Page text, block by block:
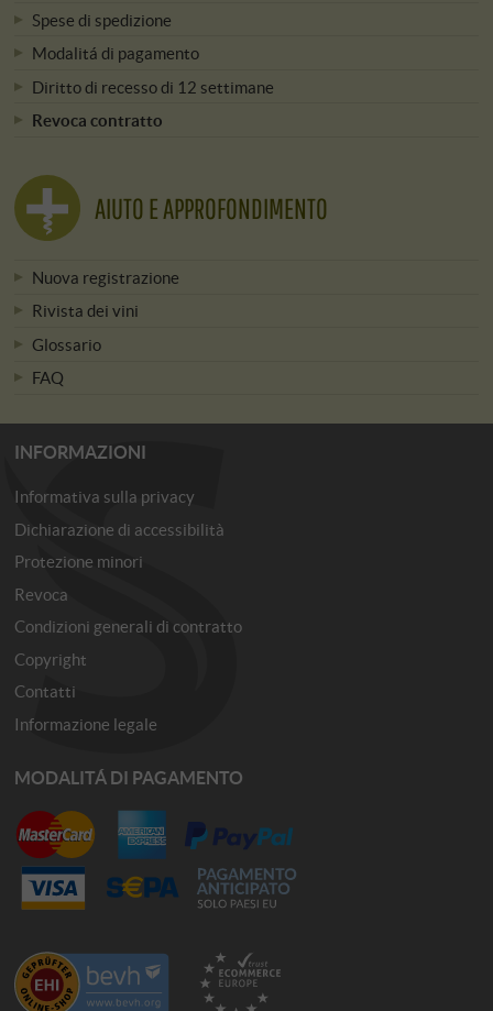
Spese di spedizione
Modalitá di pagamento
Diritto di recesso di 12 settimane
Revoca contratto
AIUTO E APPROFONDIMENTO
Nuova registrazione
Rivista dei vini
Glossario
FAQ
INFORMAZIONI
Informativa sulla privacy
Dichiarazione di accessibilità
Protezione minori
Revoca
Condizioni generali di contratto
Copyright
Contatti
Informazione legale
MODALITÁ DI PAGAMENTO